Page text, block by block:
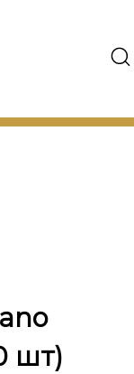
шт)